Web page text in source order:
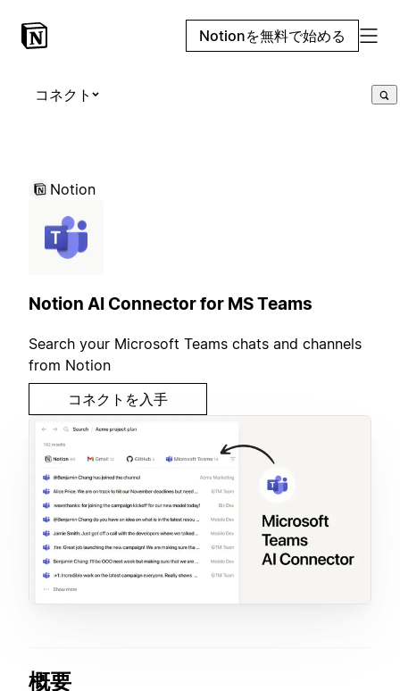
Notionを無料で始める
コネクト
Notion
Notion AI Connector for MS Teams
Search your Microsoft Teams chats and channels
from Notion
コネクトを入手
概要